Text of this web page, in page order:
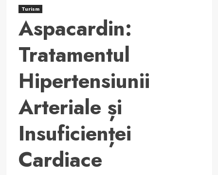
Turism
Aspacardin:
Tratamentul
Hipertensiunii
Arteriale și
Insuficienței
Cardiace